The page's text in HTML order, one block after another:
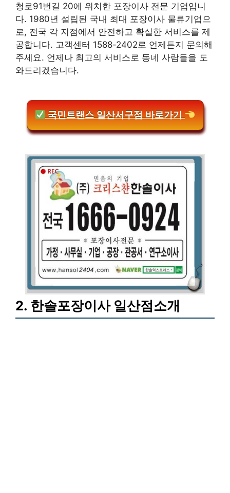
청로91번길 20에 위치한 포장이사 전문 기업입니
다. 1980년 설립된 국내 최대 포장이사 물류기업으
로, 전국 각 지점에서 안전하고 확실한 서비스를 제
공합니다. 고객센터 1588-2402로 언제든지 문의해
주세요. 언제나 최고의 서비스로 동네 사람들을 도
와드리겠습니다.
국민트랜스 일산서구점 바로가기
2. 한솔포장이사 일산점소개